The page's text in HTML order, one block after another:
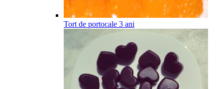
Tort de portocale 3 ani